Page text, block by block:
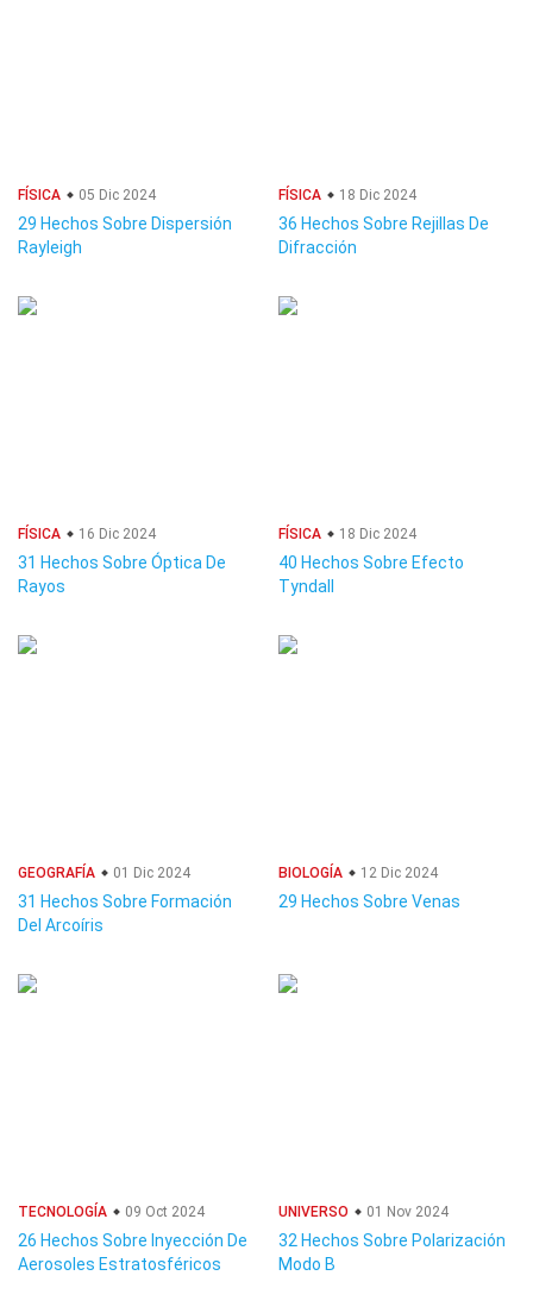
FÍSICA 05 Dic 2024
29 Hechos Sobre Dispersión
Rayleigh
FÍSICA 18 Dic 2024
36 Hechos Sobre Rejillas De
Difracción
FÍSICA 16 Dic 2024
31 Hechos Sobre Óptica De
Rayos
FÍSICA 18 Dic 2024
40 Hechos Sobre Efecto
Tyndall
GEOGRAFÍA 01 Dic 2024
31 Hechos Sobre Formación
Del Arcoíris
BIOLOGÍA 12 Dic 2024
29 Hechos Sobre Venas
TECNOLOGÍA 09 Oct 2024
26 Hechos Sobre Inyección De
Aerosoles Estratosféricos
UNIVERSO 01 Nov 2024
32 Hechos Sobre Polarización
Modo B